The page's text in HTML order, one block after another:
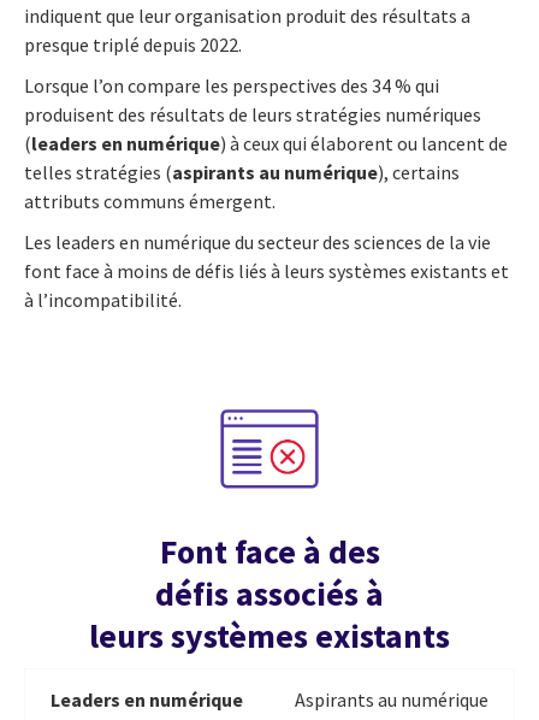
indiquent que leur organisation produit des résultats a
presque triplé depuis 2022.
Lorsque l’on compare les perspectives des 34 % qui
produisent des résultats de leurs stratégies numériques
(leaders en numérique) à ceux qui élaborent ou lancent de
telles stratégies (aspirants au numérique), certains
attributs communs émergent.
Les leaders en numérique du secteur des sciences de la vie
font face à moins de défis liés à leurs systèmes existants et
à l’incompatibilité.
Font face à des
défis associés à
leurs systèmes existants
Leaders en numérique Aspirants au numérique